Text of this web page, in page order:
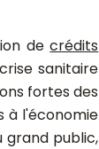
decrédits
sanitaire
fortes des
à l'économie
grand public,